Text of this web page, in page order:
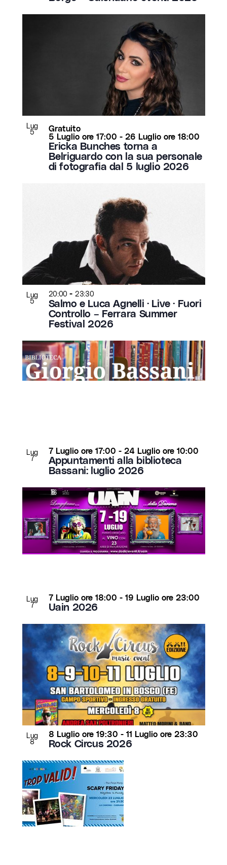
Lug
5
Ericka Bunches torna a
Belriguardo con la sua personale
di fotografia dal 5 luglio 2026
5 Luglio ore 17:00 - 26 Luglio ore 18:00
Gratuito
Lug
5
Salmo e Luca Agnelli · Live · Fuori
Controllo – Ferrara Summer
Festival 2026
20:00 - 23:30
Lug
7
Appuntamenti alla biblioteca
Bassani: luglio 2026
7 Luglio ore 17:00 - 24 Luglio ore 10:00
Lug
7 Uain 2026
7 Luglio ore 18:00 - 19 Luglio ore 23:00
Lug
8 Rock Circus 2026
8 Luglio ore 19:30 - 11 Luglio ore 23:30